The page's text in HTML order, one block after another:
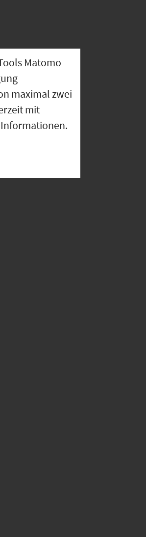
Matomo
maximal zwei
mit